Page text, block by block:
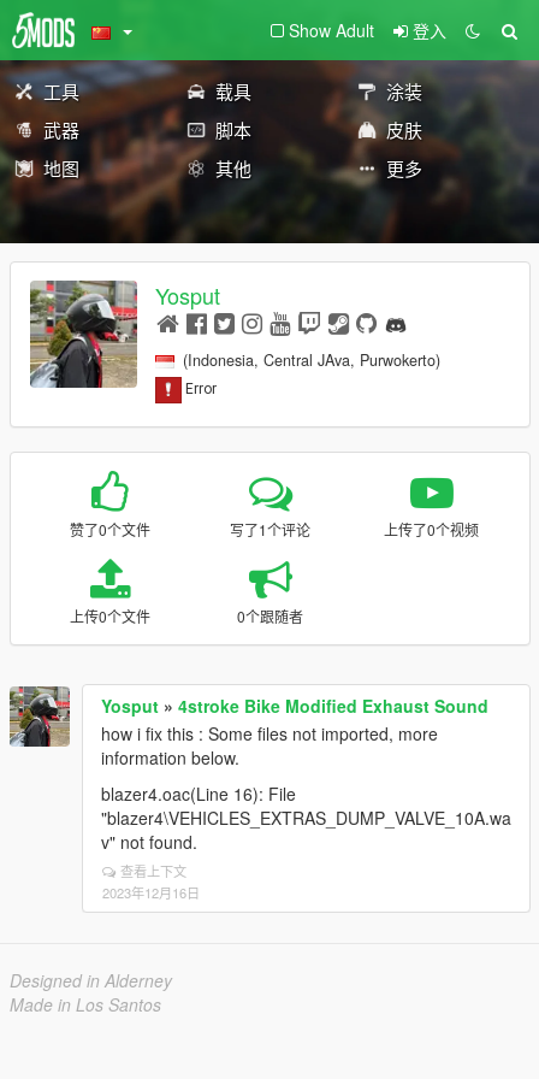
Show Adult 登入
工具 载具
涂装
武器
脚本
皮肤
地图
其他 更多
Yosput
(Indonesia, Central JAva, Purwokerto)
赞了0个文件 写了1个评论 上传了0个视频
上传0个文件 0个跟随者
Yosput » 4stroke Bike Modified Exhaust Sound
how i fix this : Some files not imported, more
information below.
blazer4.oac(Line 16): File
"blazer4\VEHICLES_EXTRAS_DUMP_VALVE_10A.wa
v" not found.
查看上下文
2023年12月16日
Designed in Alderney
Made in Los Santos